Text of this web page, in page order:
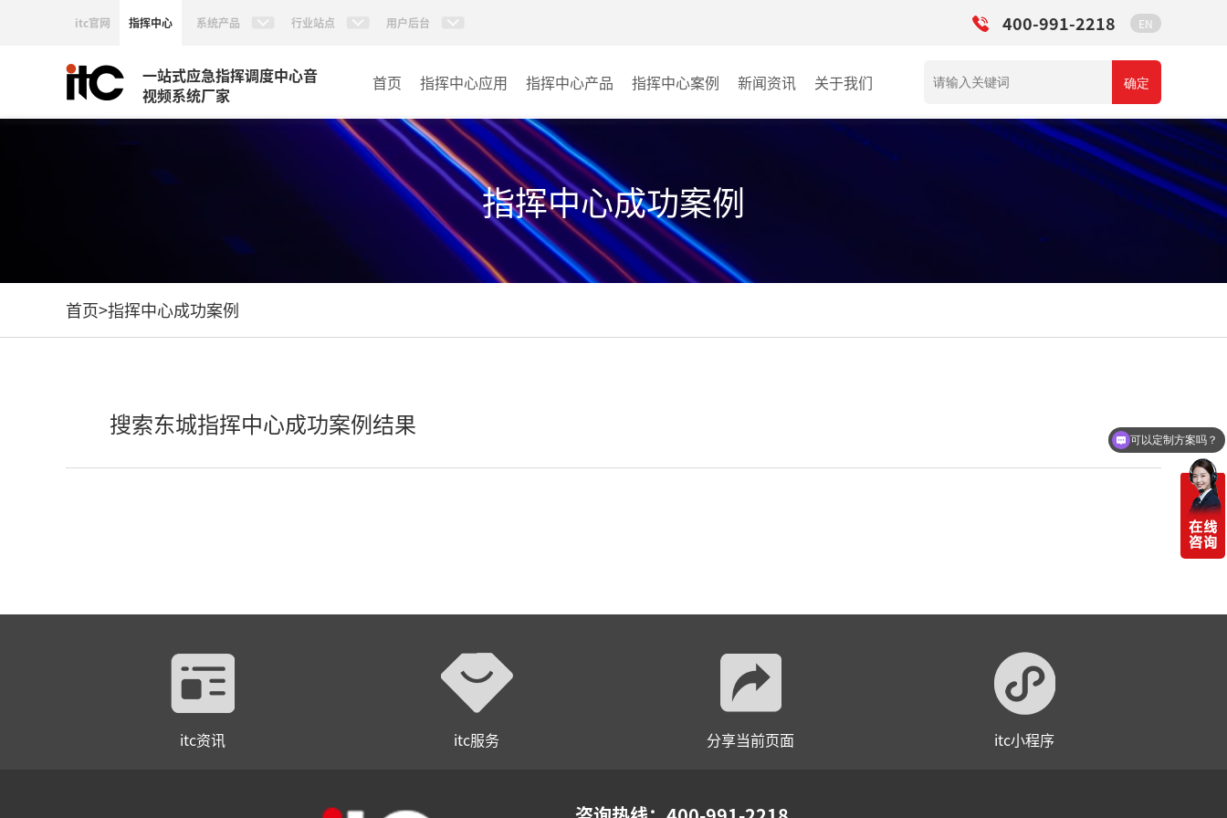
itc官网 指挥中心 系统产品 行业站点 用户后台 400-991-2218 EN
一站式应急指挥调度中心音
视频系统厂家
首页 指挥中心应用 指挥中心产品
KVM坐席管理系统
AI智慧分布式系统
无感调度系统
AI指挥调度系统
指挥中心案例
政府指挥中心
大数据指挥中心
监控指挥中心
新闻资讯 关于我们 确定
指挥中心成功案例
首页>指挥中心成功案例
搜索东城指挥中心成功案例结果
itc资讯 itc服务 分享当前页面 itc小程序
可以定制方案吗？